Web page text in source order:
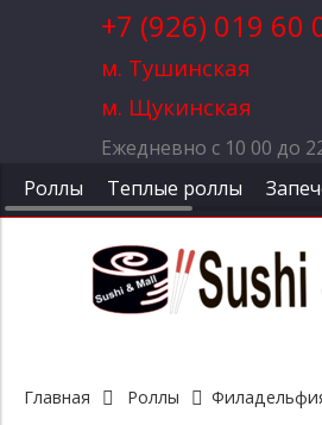
+7 (926) 019 60
м. Тушинская
м. Щукинская
Ежедневно с 10 00 до
Роллы Теплые роллы
Главная Роллы